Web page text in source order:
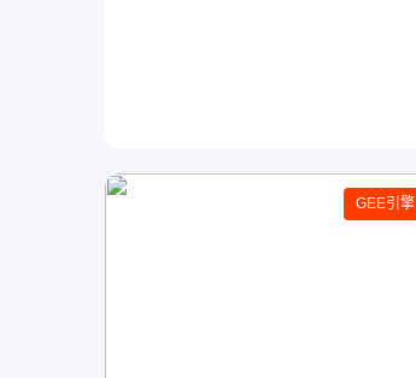
GEE引擎